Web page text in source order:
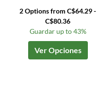
2 Options from C$64.29 -
C$80.36
Guardar up to 43%
Ver Opciones